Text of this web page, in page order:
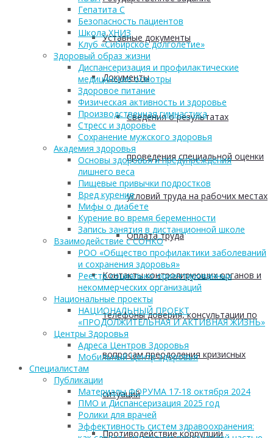
Уставные документы
Документы
Сведения о результатах
проведения специальной оценки
условий труда на рабочих местах
Оплата труда
Контакты контролирующих органов и
телефоны доверия, консультации по
вопросам преодоления кризисных
ситуаций
Противодействие коррупции
Гепатита С
Безопасность пациентов
Школа ХНИЗ
Клуб «Сибирское долголетие»
Здоровый образ жизни
Диспансеризация и профилактические
медицинские осмотры
Здоровое питание
Физическая активность и здоровье
Производственная гимнастика
Стресс и здоровье
Сохранение мужского здоровья
Академия здоровья
Основы здоровья и предупреждения
лишнего веса
Пищевые привычки подростков
Вред курения
Мифы о диабете
Курение во время беременности
Запись занятия в дистанционной школе
Взаимодействие с СОНКО
РОО «Общество профилактики заболеваний
и сохранения здоровья»
Реестр социально ориентированных
некоммерческих организаций
Национальные проекты
НАЦИОНАЛЬНЫЙ ПРОЕКТ
«ПРОДОЛЖИТЕЛЬНАЯ И АКТИВНАЯ ЖИЗНЬ»
Центры Здоровья
Адреса Центров Здоровья
Мобильный Центр здоровья
Cпециалистам
Публикации
Материалы ФОРУМА 17-18 октября 2024
ПМО и Диспансеризация 2025 год
Ролики для врачей
Эффективность систем здравоохранения: